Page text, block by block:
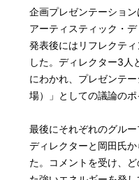
企画プレゼンテーション
アーティスティック・
発表後にはリフレクテ
した。ディレクター3人
にわかれ、プレゼンテ
場）」としての議論のポ
最後にそれぞれのグルー
ディレクターと岡田氏
た。コメントを受け、